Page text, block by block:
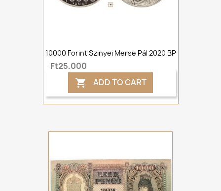
10000 Forint Szinyei Merse Pál 2020 BP
Ft25,000
 ADD TO CART